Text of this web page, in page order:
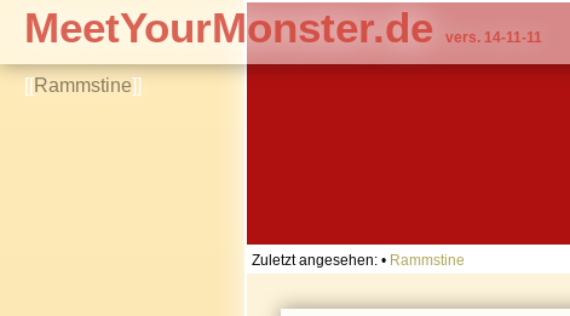
[[Rammstine]]
MeetYourMonster.de vers. 14-11-11
Zuletzt angesehen: • Rammstine